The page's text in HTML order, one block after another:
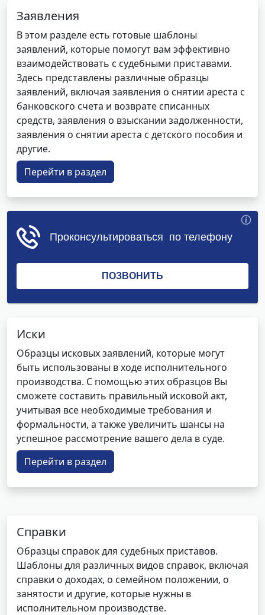
Заявления
В этом разделе есть готовые шаблоны
заявлений, которые помогут вам эффективно
взаимодействовать с судебными приставами.
Здесь представлены различные образцы
заявлений, включая заявления о снятии ареста с
банковского счета и возврате списанных
средств, заявления о взыскании задолженности,
заявления о снятии ареста с детского пособия и
другие.
Перейти в раздел
Иски
Образцы исковых заявлений, которые могут
быть использованы в ходе исполнительного
производства. С помощью этих образцов Вы
сможете составить правильный исковой акт,
учитывая все необходимые требования и
формальности, а также увеличить шансы на
успешное рассмотрение вашего дела в суде.
Перейти в раздел
Справки
Образцы справок для судебных приставов.
Шаблоны для различных видов справок, включая
справки о доходах, о семейном положении, о
занятости и другие, которые нужны в
исполнительном производстве.